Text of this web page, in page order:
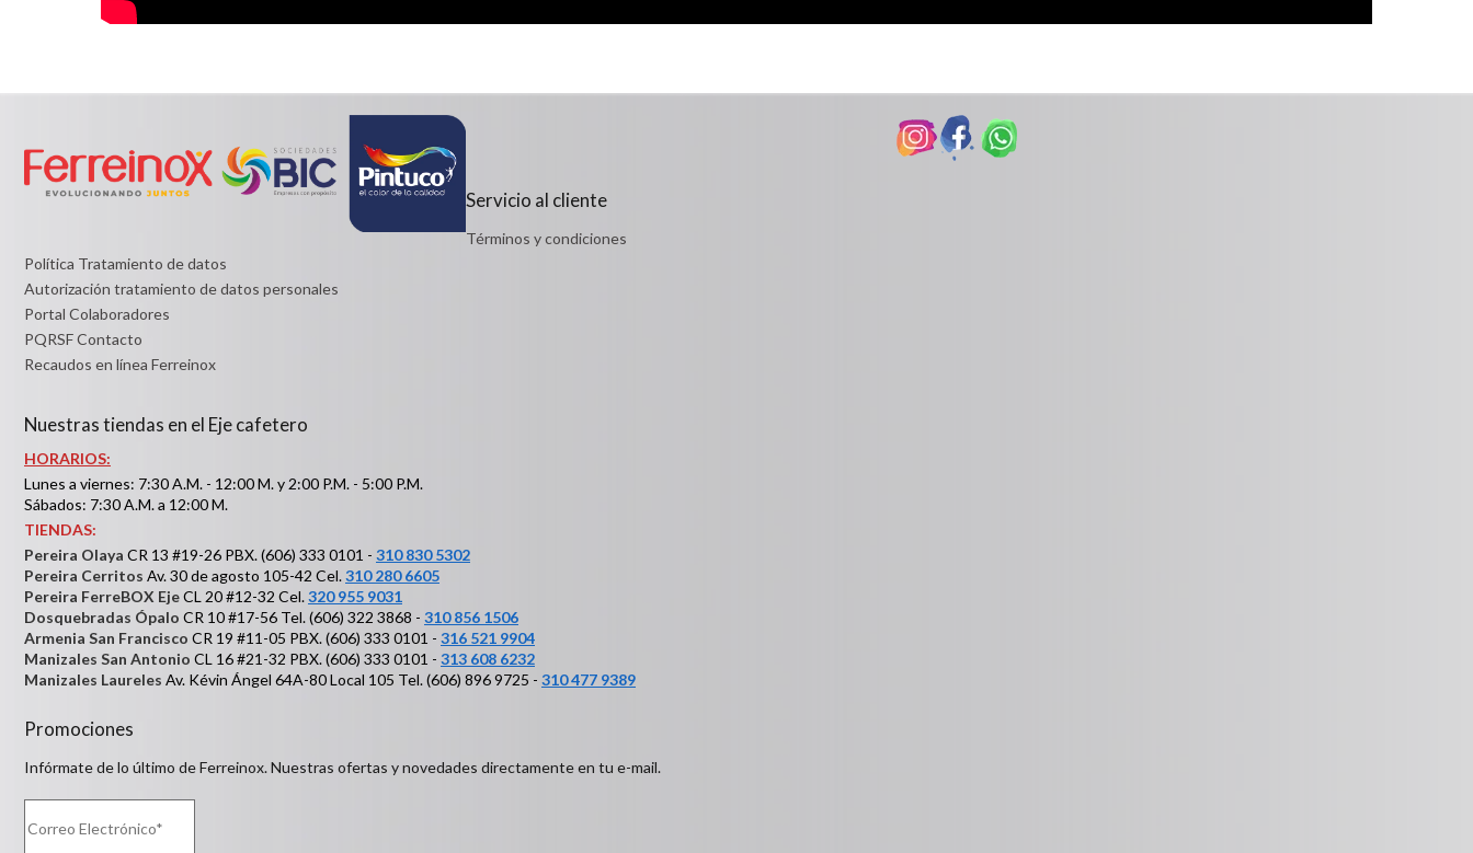
Servicio al cliente
Términos y condiciones
Política Tratamiento de datos
Autorización tratamiento de datos personales
Portal Colaboradores
PQRSF Contacto
Recaudos en línea Ferreinox
Nuestras tiendas en el Eje cafetero
HORARIOS:
Lunes a viernes: 7:30 A.M. - 12:00 M. y 2:00 P.M. - 5:00 P.M.
Sábados: 7:30 A.M. a 12:00 M.
TIENDAS:
Pereira Olaya CR 13 #19-26 PBX. (606) 333 0101 - 310 830 5302
Pereira Cerritos Av. 30 de agosto 105-42 Cel.310 280 6605
Pereira FerreBOX EjeCL 20 #12-32 Cel.320 955 9031
Dosquebradas Ópalo CR 10 #17-56 Tel. (606) 322 3868 - 310 856 1506
Armenia San Francisco CR 19 #11-05 PBX. (606) 333 0101 - 316 521 9904
Manizales San Antonio CL 16 #21-32 PBX. (606) 333 0101 - 313 608 6232
Manizales Laureles Av. Kévin Ángel 64A-80 Local 105 Tel. (606) 896 9725 - 310 477 9389
Promociones
Infórmate de lo último de Ferreinox. Nuestras ofertas y novedades directamente en tu e-mail.